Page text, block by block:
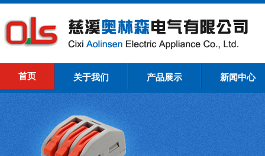
首页 关于我们 产品展示 新闻中心